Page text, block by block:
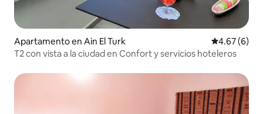
Apartamento en Ain El Turk Calificación
4.67 (6)
T2 con vista a la ciudad en Confort y servicios hoteleros